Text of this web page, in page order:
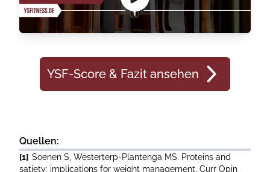
YSF-Score & Fazit ansehen
Quellen:
[1] Soenen S, Westerterp-Plantenga MS. Proteins and
satiety: implications for weight management. Curr Opin